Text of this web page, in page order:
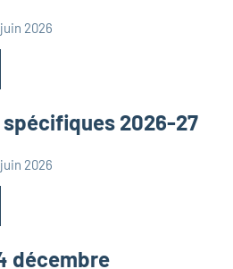
2026
2026-27
2026
décembre